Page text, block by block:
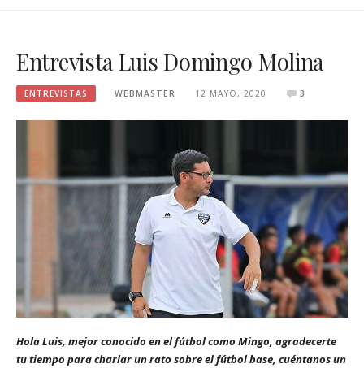
Entrevista Luis Domingo Molina
ENTREVISTAS WEBMASTER 12 MAYO, 2020 3
Hola Luis, mejor conocido en el fútbol como Mingo, agradecerte
tu tiempo para charlar un rato sobre el fútbol base, cuéntanos un